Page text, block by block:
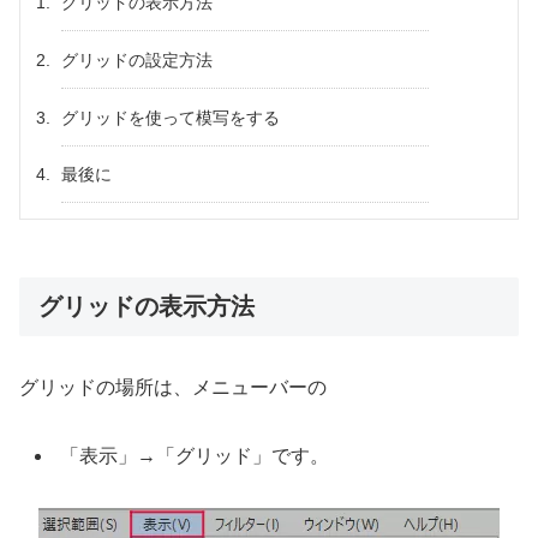
グリッドの設定方法
グリッドを使って模写をする
最後に
グリッドの表示方法
グリッドの場所は、メニューバーの
「表示」→「グリッド」です。